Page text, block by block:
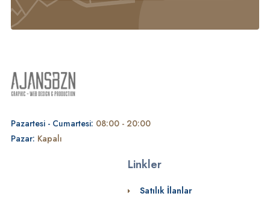
Pazartesi - Cumartesi: 08:00 - 20:00
Pazar: Kapalı
Linkler
Satılık İlanlar